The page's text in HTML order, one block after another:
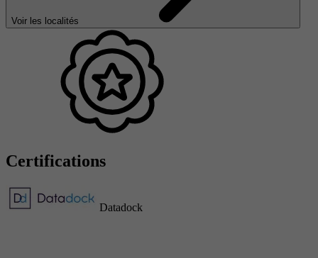
Voir les localités
Certifications
Datadock